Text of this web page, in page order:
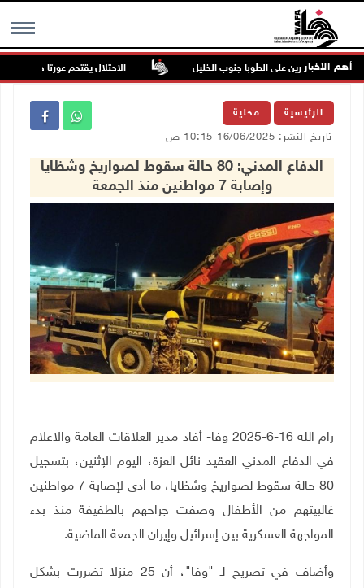
MENU أهم الاخبارعلى الطوبا جنوب الخليل الاحتلال يقتحم عورتا جنوب نابلس
الرئيسية محلية
تاريخ النشر: 16/06/2025 10:15 ص
الدفاع المدني: 80 حالة سقوط لصواريخ وشظايا
وإصابة 7 مواطنين منذ الجمعة
رام الله 16-6-2025 وفا- أفاد مدير العلاقات العامة والاعلام
في الدفاع المدني العقيد نائل العزة، اليوم الإثنين، بتسجيل
80 حالة سقوط لصواريخ وشظايا، ما أدى لإصابة 7 مواطنين
غالبيتهم من الأطفال وصفت جراحهم بالطفيفة منذ بدء
المواجهة العسكرية بين إسرائيل وإيران الجمعة الماضية.
وأضاف في تصريح لـ "وفا"، أن 25 منزلا تضررت بشكل